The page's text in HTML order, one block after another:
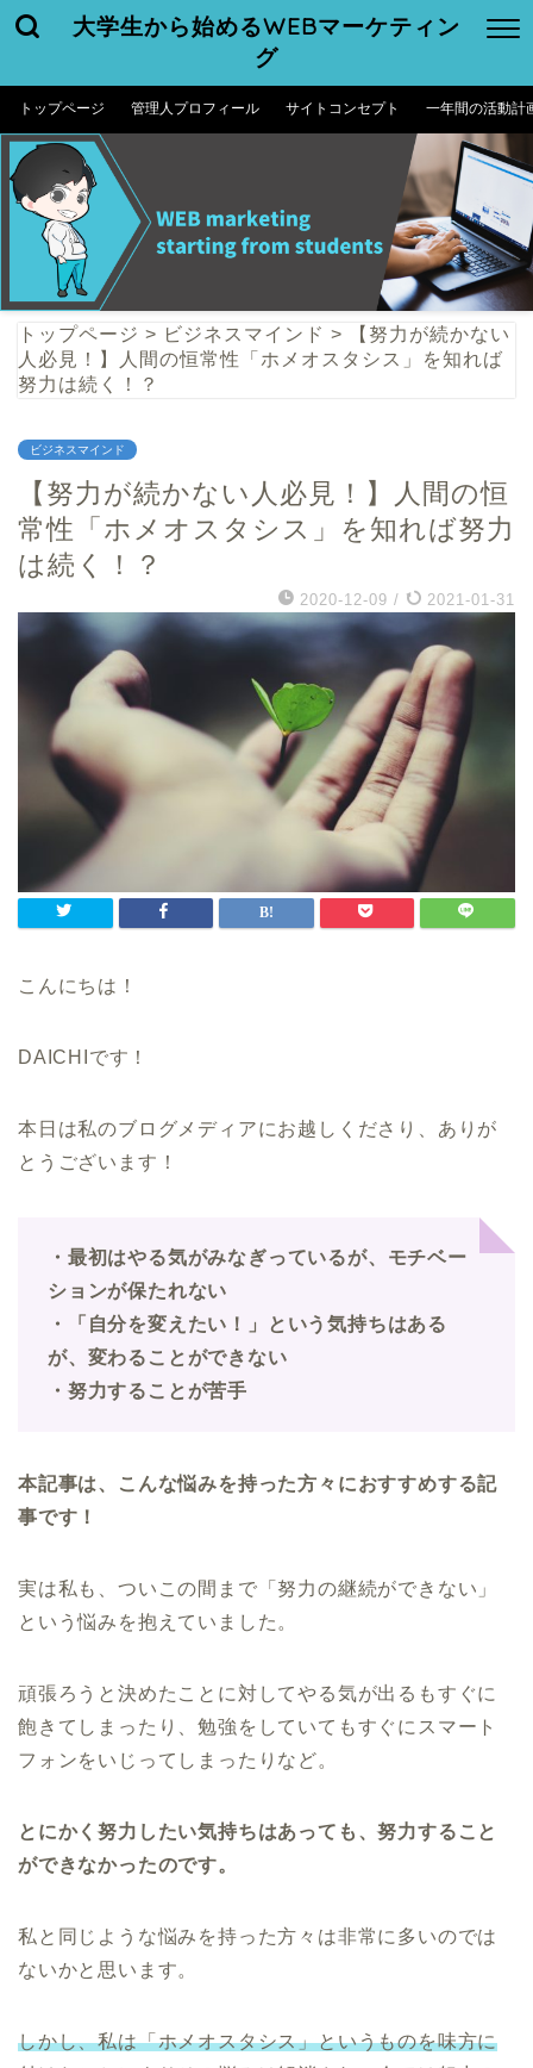
大学生から始めるWEBマーケティン
グ
トップページ 管理人プロフィール サイトコンセプト 一年間の活動計
トップページ > ビジネスマインド >
【努力が続かない
人必見！】人間の恒常性「ホメオスタシス」を知れば
努力は続く！？
ビジネスマインド
【努力が続かない人必見！】人間の恒
常性「ホメオスタシス」を知れば努力
は続く！？
2020-12-09 / 2021-01-31
こんにちは！
DAICHIです！
本日は私のブログメディアにお越しくださり、ありが
とうございます！
・最初はやる気がみなぎっているが、モチベー
ションが保たれない
・「自分を変えたい！」という気持ちはある
が、変わることができない
・努力することが苦手
本記事は、こんな悩みを持った方々におすすめする記
事です！
実は私も、ついこの間まで「努力の継続ができない」
という悩みを抱えていました。
頑張ろうと決めたことに対してやる気が出るもすぐに
飽きてしまったり、勉強をしていてもすぐにスマート
フォンをいじってしまったりなど。
とにかく努力したい気持ちはあっても、努力すること
ができなかったのです。
私と同じような悩みを持った方々は非常に多いのでは
ないかと思います。
しかし、私は「ホメオスタシス」というものを味方に